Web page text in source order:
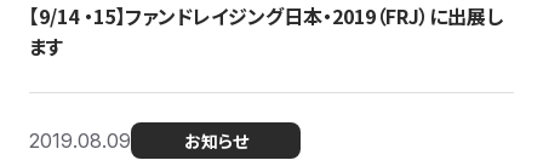
【9/14 ・15】ファンドレイジング日本・2019（FRJ）に出展し
ます
2019.08.09 お知らせ